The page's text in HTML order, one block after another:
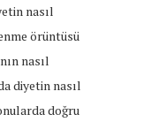
nasıl
örüntüsü
nasıl
diyetin nasıl
doğru